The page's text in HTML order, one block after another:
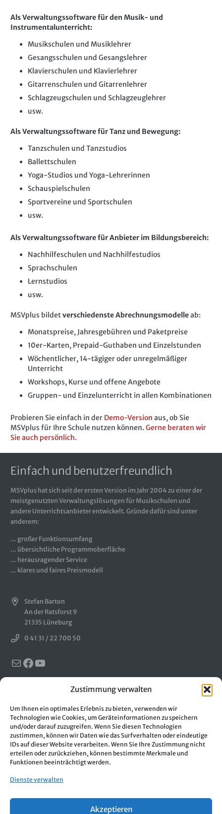
Zustimmung verwalten
Um Ihnen ein optimales Erlebnis zu bieten, verwenden wir
Technologien wie Cookies, um Geräteinformationen zu speichern
und/oder darauf zuzugreifen. Wenn Sie diesen Technologien
zustimmen, können wir Daten wie das Surfverhalten oder eindeutige
IDs auf dieser Website verarbeiten. Wenn Sie Ihre Zustimmung nicht
erteilen oder zurückziehen, können bestimmte Merkmale und
Funktionen beeinträchtigt werden.
Dienste verwalten
Akzeptieren
Als Verwaltungssoftware für den Musik- und
Instrumentalunterricht:
Musikschulen und Musiklehrer
Gesangsschulen und Gesangslehrer
Klavierschulen und Klavierlehrer
Gitarrenschulen und Gitarrenlehrer
Schlagzeugschulen und Schlagzeuglehrer
usw.
Als Verwaltungssoftware für Tanz und Bewegung:
Tanzschulen und Tanzstudios
Ballettschulen
Yoga-Studios und Yoga-Lehrerinnen
Schauspielschulen
Sportvereine und Sportschulen
usw.
Als Verwaltungssoftware für Anbieter im Bildungsbereich:
Nachhilfeschulen und Nachhilfestudios
Sprachschulen
Lernstudios
usw.
MSVplus bildetverschiedenste Abrechnungsmodelleab:
Monatspreise, Jahresgebühren und Paketpreise
10er-Karten, Prepaid-Guthaben und Einzelstunden
Wöchentlicher, 14-tägiger oder unregelmäßiger
Unterricht
Workshops, Kurse und offene Angebote
Gruppen- und Einzelunterricht in allen Kombinationen
Probieren Sie einfach in der Demo-Version aus, ob Sie
MSVplus für Ihre Schule nutzen können. Gerne beraten wir
Sie auch persönlich.
Einfach und benutzerfreundlich
MSVplus hat sich seit der ersten Version im Jahr 2004 zu einer der
meistgenutzten Verwaltungslösungen für Musikschulen und
andere Unterrichtsanbieter entwickelt. Gründe dafür sind unter
anderem:
... großer Funktionsumfang
... übersichtliche Programmoberfläche
... herausragender Service
... klares und faires Preismodell
Stefan Barton
An der Ratsforst 9
21335 Lüneburg
0 41 31 / 22 700 50
E-MailFacebook
YouTube
MSVplus © 2023 Stefan Barton – An der Ratsforst 9 – 21335
Lüneburg – Tel. 0 41 31 / 22 700 50
Demo